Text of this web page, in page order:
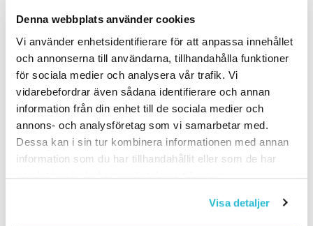
Denna webbplats använder cookies
Vi använder enhetsidentifierare för att anpassa innehållet
och annonserna till användarna, tillhandahålla funktioner
för sociala medier och analysera vår trafik. Vi
vidarebefordrar även sådana identifierare och annan
information från din enhet till de sociala medier och
annons- och analysföretag som vi samarbetar med.
Dessa kan i sin tur kombinera informationen med annan
information som du har tillhandahållit eller som de har
samlat in när du har använt deras tjänster.
Visa detaljer